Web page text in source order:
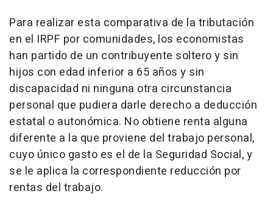
Para realizar esta comparativa de la tributación
en el IRPF por comunidades, los economistas
han partido de un contribuyente soltero y sin
hijos con edad inferior a 65 años y sin
discapacidad ni ninguna otra circunstancia
personal que pudiera darle derecho a deducción
estatal o autonómica. No obtiene renta alguna
diferente a la que proviene del trabajo personal,
cuyo único gasto es el de la Seguridad Social, y
se le aplica la correspondiente reducción por
rentas del trabajo.